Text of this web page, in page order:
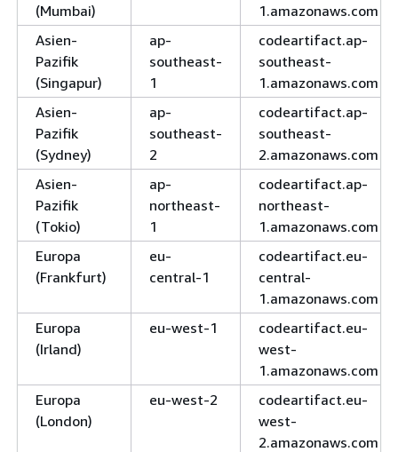
(Mumbai)
1.amazonaws.com
Asien-
Pazifik
(Singapur)
ap-
southeast-
1
codeartifact.ap-
southeast-
1.amazonaws.com
Asien-
Pazifik
(Sydney)
ap-
southeast-
2
codeartifact.ap-
southeast-
2.amazonaws.com
Asien-
Pazifik
(Tokio)
ap-
northeast-
1
codeartifact.ap-
northeast-
1.amazonaws.com
Europa
(Frankfurt)
eu-
central-1
codeartifact.eu-
central-
1.amazonaws.com
Europa
(Irland)
eu-west-1
codeartifact.eu-
west-
1.amazonaws.com
Europa
(London)
eu-west-2
codeartifact.eu-
west-
2.amazonaws.com